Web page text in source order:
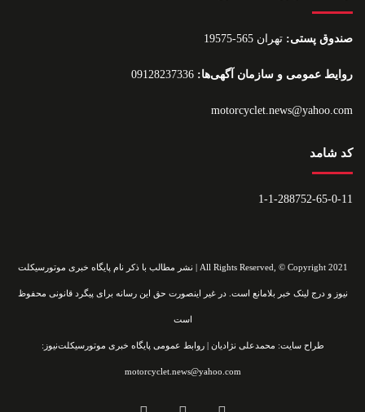
صندوق پستی: تهران 565-19575
روایط عمومی و سازمان آگهی‌ها:
motorcyclet.news@yahoo.com
کد شامد
1-1-288752-65-0-11
All Rights Reserved, © Copyright 2021 | نشر مطالب با ذکر نام پایگاه خبری موتورسیکلت
نیوز و درج لینک خبر بلامانع است. در غیر اینصورت حق این رسانه برای پیگرد قانونی محفوظ
است
طراح سایت: محمدعلی نژادیان | روابط عمومی پایگاه خبری موتورسیکلت‌نیوز:
motorcyclet.news@yahoo.com